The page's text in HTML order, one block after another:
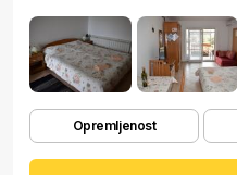
Opremljenost